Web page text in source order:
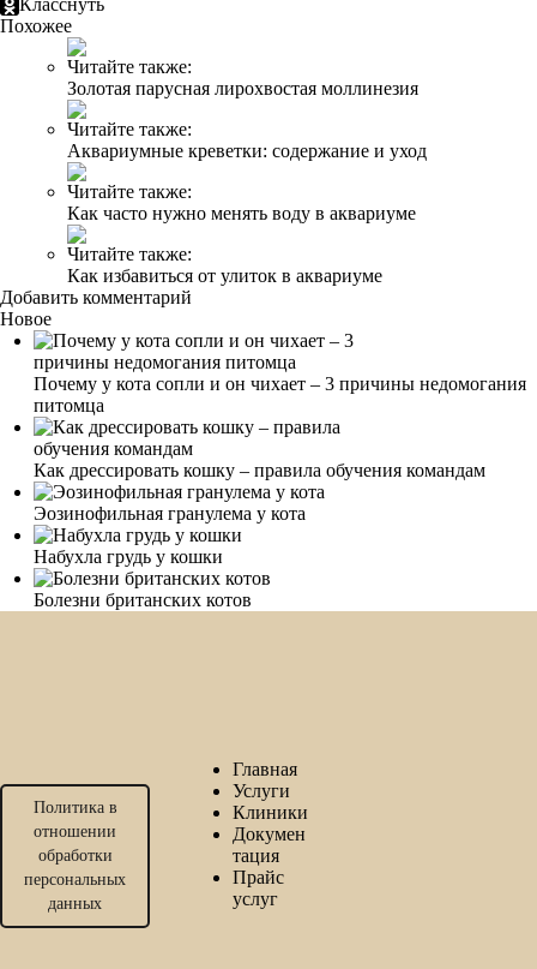
Похожее
Читайте также:
Золотая парусная лирохвостая моллинезия
Читайте также:
Аквариумные креветки: содержание и уход
Читайте также:
Как часто нужно менять воду в аквариуме
Читайте также:
Как избавиться от улиток в аквариуме
Добавить комментарий
Новое
Почему у кота сопли и он чихает – 3 причины недомогания
питомца
Как дрессировать кошку – правила обучения командам
Эозинофильная гранулема у кота
Набухла грудь у кошки
Болезни британских котов
Политика в
отношении
обработки
персональных
данных
Главная
Услуги
Клиники
Докумен
тация
Прайс
услуг